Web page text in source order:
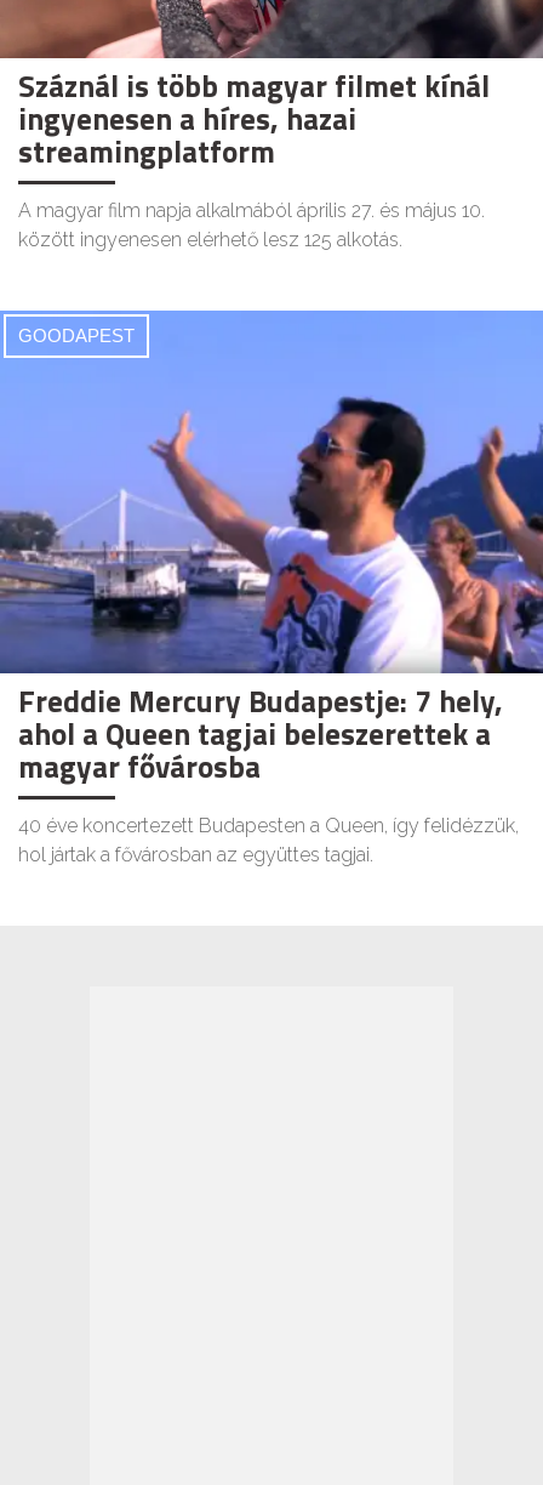
Száznál is több magyar filmet kínál
ingyenesen a híres, hazai
streamingplatform
A magyar film napja alkalmából április 27. és május 10.
között ingyenesen elérhető lesz 125 alkotás.
GOODAPEST
Freddie Mercury Budapestje: 7 hely,
ahol a Queen tagjai beleszerettek a
magyar fővárosba
40 éve koncertezett Budapesten a Queen, így felidézzük,
hol jártak a fővárosban az együttes tagjai.